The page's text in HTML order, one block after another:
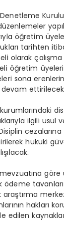
öğretim
tarihten
olarak çalışma
öğretim
sona
devam
ilgili usul
hukuki
mevzuatına
ödeme
hakları
edilen